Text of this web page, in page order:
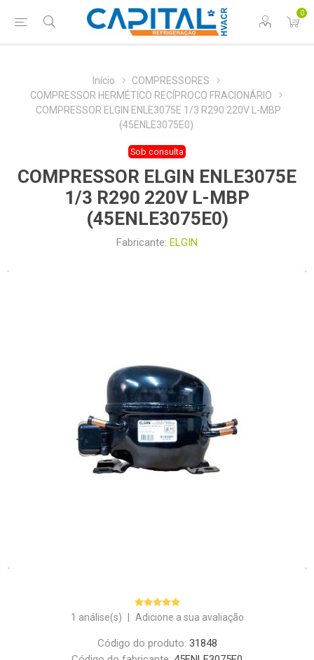
0
Início
COMPRESSORES
COMPRESSOR HERMÉTICO RECÍPROCO FRACIONÁRIO
COMPRESSOR ELGIN ENLE3075E 1/3 R290 220V L-MBP
(45ENLE3075E0)
Sob consulta
COMPRESSOR ELGIN ENLE3075E
1/3 R290 220V L-MBP
(45ENLE3075E0)
Fabricante: ELGIN
1 análise(s) Adicione a sua avaliação
Código do produto: 31848